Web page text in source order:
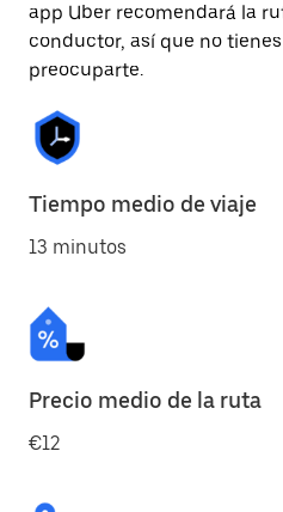
app Uber recomendará la
conductor, así que no
preocuparte.
Tiempo medio de viaje
13 minutos
Precio medio de la ruta
€12